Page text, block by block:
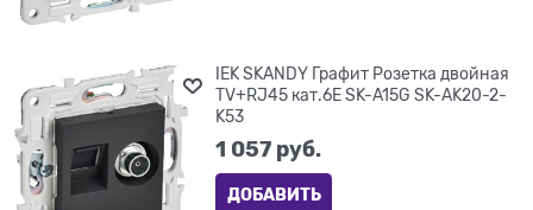
IEK SKANDY Графит Розетка двойная
TV+RJ45 кат.6E SK-A15G SK-AK20-2-
K53
1 057 руб.
ДОБАВИТЬ